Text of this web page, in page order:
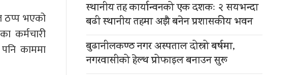
ठप्प भएको
कर्मचारी
काममा
स्थानीय तह कार्यान्वनको एक दशकः २ सयभन्दा
बढी स्थानीय तहमा अझै बनेन प्रशासकीय भवन
बुढानीलकण्ठ नगर अस्पताल दोस्रो बर्षमा,
नगरवासीको हेल्थ प्रोफाइल बनाउन सुरू